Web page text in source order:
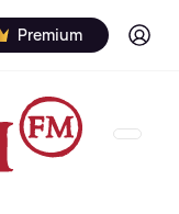
Premium Log in